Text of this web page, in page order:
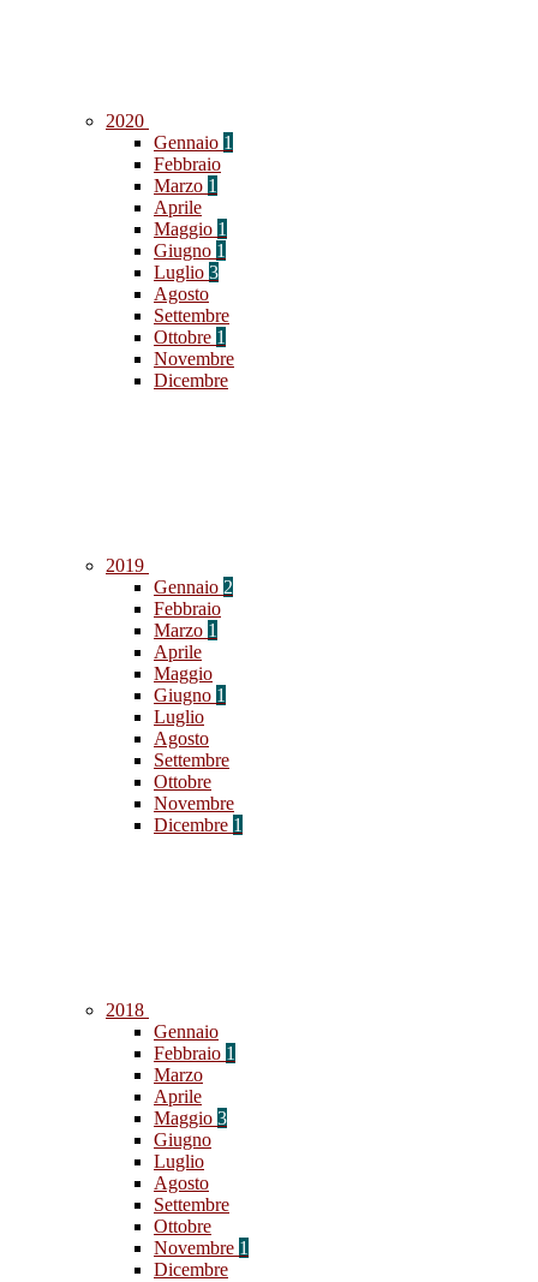
2020
Gennaio 1
Febbraio
Marzo 1
Aprile
Maggio 1
Giugno 1
Luglio 3
Agosto
Settembre
Ottobre 1
Novembre
Dicembre
2019
Gennaio 2
Febbraio
Marzo 1
Aprile
Maggio
Giugno 1
Luglio
Agosto
Settembre
Ottobre
Novembre
Dicembre 1
2018
Gennaio
Febbraio 1
Marzo
Aprile
Maggio 3
Giugno
Luglio
Agosto
Settembre
Ottobre
Novembre 1
Dicembre